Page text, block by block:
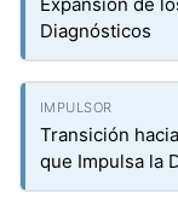
Diagnósticos
Transición
que Impulsa la